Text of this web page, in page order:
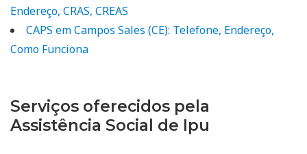
Endereço, CRAS, CREAS
CAPS em Campos Sales (CE): Telefone, Endereço,
Como Funciona
Serviços oferecidos pela
Assistência Social de Ipu